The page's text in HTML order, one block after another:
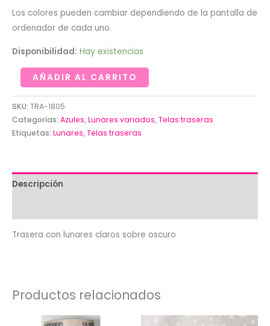
Los colores pueden cambiar dependiendo de la pantalla de
ordenador de cada uno.
Disponibilidad: Hay existencias
Trasera
con
lunares
claros
sobre
2.48x3
AÑADIR AL CARRITO
SKU: TRA-1805
Categorías: Azules,Lunares variados,Telas traseras
Etiquetas: Lunares,Telas traseras
Descripción
Trasera con lunares claros sobre oscuro
Productos relacionados